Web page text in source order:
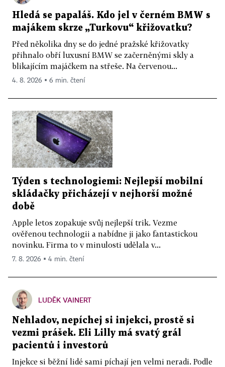
Hledá se papaláš. Kdo jel v černém BMW s
majákem skrze „Turkovu“ křižovatku?
Před několika dny se do jedné pražské křižovatky
přihnalo obří luxusní BMW se začerněnými skly a
blikajícím majáčkem na střeše. Na červenou...
4. 8. 2026 ▪ 6 min. čtení
Týden s technologiemi: Nejlepší mobilní
skládačky přicházejí v nejhorší možné
době
Apple letos zopakuje svůj nejlepší trik. Vezme
ověřenou technologii a nabídne ji jako fantastickou
novinku. Firma to v minulosti udělala v...
7. 8. 2026 ▪ 4 min. čtení
LUDĚK VAINERT
Nehladov, nepíchej si injekci, prostě si
vezmi prášek. Eli Lilly má svatý grál
pacientů i investorů
Injekce si běžní lidé sami píchají jen velmi neradi. Podle